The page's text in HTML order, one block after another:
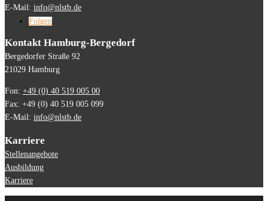
E-Mail: info@nlstb.de
Folgen
Kontakt Hamburg-Bergedorf
Bergedorfer Straße 92
21029 Hamburg
Fon: +49 (0) 40 519 005 00
Fax: +49 (0) 40 519 005 099
E-Mail: info@nlstb.de
Karriere
Stellenangebote
Ausbildung
Karriere